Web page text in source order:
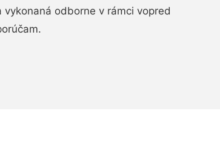
odborne v rámci vopred